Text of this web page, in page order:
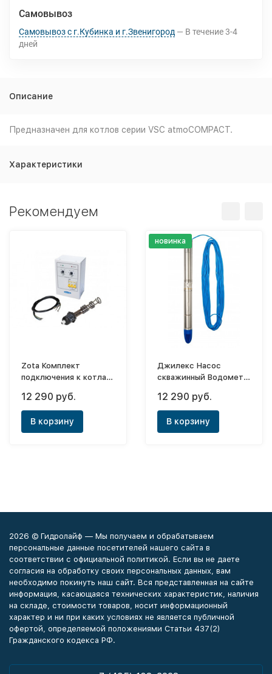
Самовывоз
Самовывоз с г.Кубинка и г.Звенигород В течение3-4
дней
Описание
Предназначен для котлов серии VSC atmoCOMPACT.
Характеристики
Рекомендуем
Zota Комплект
подключения к котлам
кВт
12 290 руб.
В корзину
новинка
Джилекс Насос
скважинный Водомет
12 290 руб.
В корзину
2026 © Гидролайф — Мы получаем и обрабатываем
персональные данные посетителей нашего сайта в
соответствии с официальной политикой. Если вы не даете
согласия на обработку своих персональных данных, вам
необходимо покинуть наш сайт. Вся представленная на сайте
информация, касающаяся технических характеристик, наличия
на складе, стоимости товаров, носит информационный
характер и ни при каких условиях не является публичной
офертой, определяемой положениями Статьи 437(2)
Гражданского кодекса РФ.